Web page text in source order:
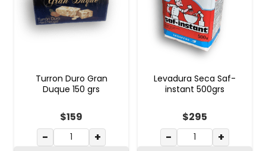
Turron Duro Gran
Duque 150 grs
$159
− +
Levadura Seca Saf-
instant 500grs
$295
− +